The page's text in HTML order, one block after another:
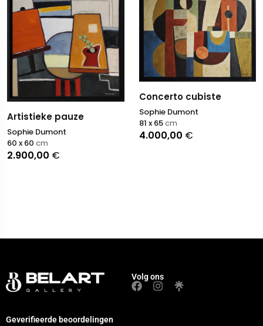
Artistieke pauze
Sophie Dumont
2.900,00 €
60 x 60 cm
Concerto cubiste
Sophie Dumont
4.000,00 €
81 x 65cm
Volg ons
Geverifieerde beoordelingen